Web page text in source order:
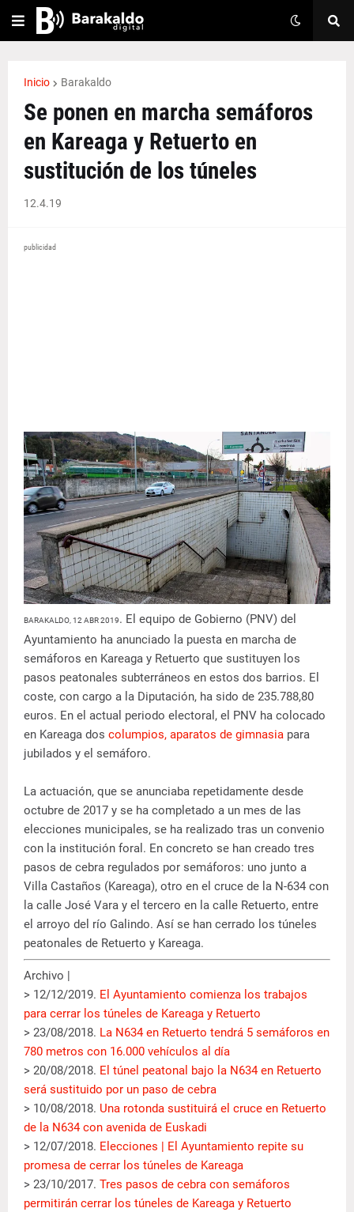
Inicio Barakaldo
Se ponen en marcha semáforos
en Kareaga y Retuerto en
sustitución de los túneles
12.4.19
publicidad
BARAKALDO, 12 ABR 2019. El equipo de Gobierno (PNV) del
Ayuntamiento ha anunciado la puesta en marcha de
semáforos en Kareaga y Retuerto que sustituyen los
pasos peatonales subterráneos en estos dos barrios. El
coste, con cargo a la Diputación, ha sido de 235.788,80
euros. En el actual periodo electoral, el PNV ha colocado
en Kareaga dos columpios, aparatos de gimnasia para
jubilados y el semáforo.
La actuación, que se anunciaba repetidamente desde
octubre de 2017 y se ha completado a un mes de las
elecciones municipales, se ha realizado tras un convenio
con la institución foral. En concreto se han creado tres
pasos de cebra regulados por semáforos: uno junto a
Villa Castaños (Kareaga), otro en el cruce de la N-634 con
la calle José Vara y el tercero en la calle Retuerto, entre
el arroyo del río Galindo. Así se han cerrado los túneles
peatonales de Retuerto y Kareaga.
Archivo |
> 12/12/2019. El Ayuntamiento comienza los trabajos
para cerrar los túneles de Kareaga y Retuerto
> 23/08/2018. La N634 en Retuerto tendrá 5 semáforos en
780 metros con 16.000 vehículos al día
> 20/08/2018. El túnel peatonal bajo la N634 en Retuerto
será sustituido por un paso de cebra
> 10/08/2018. Una rotonda sustituirá el cruce en Retuerto
de la N634 con avenida de Euskadi
> 12/07/2018. Elecciones | El Ayuntamiento repite su
promesa de cerrar los túneles de Kareaga
> 23/10/2017. Tres pasos de cebra con semáforos
permitirán cerrar los túneles de Kareaga y Retuerto